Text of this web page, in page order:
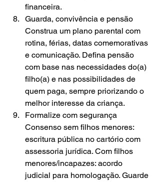
financeira.
Guarda, convivência e pensão
Construa um plano parental com
rotina, férias, datas comemorativas
e comunicação. Defina pensão
com base nas necessidades do(a)
filho(a) e nas possibilidades de
quem paga, sempre priorizando o
melhor interesse da criança.
Formalize com segurança
Consenso sem filhos menores:
escritura pública no cartório com
assessoria jurídica. Com filhos
menores/incapazes: acordo
judicial para homologação. Guarde